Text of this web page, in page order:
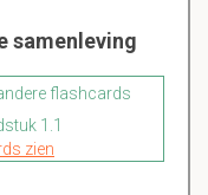
samenleving
flashcards
1.1
zien